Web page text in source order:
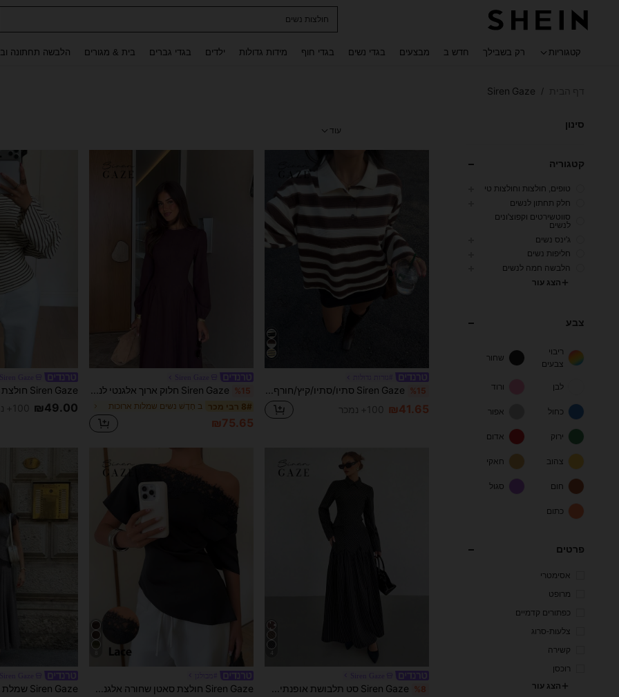
נעלי גלגלים לילדות
קטגוריות רק בשבילך חדש ב מבצעים בגדי נשים בגדי חוף מידות גדולות ילדים בגדי גברים בית & מגורים הלבשה תחתונה
/
Siren Gaze
סינון
קטגוריה
טופים, חולצות וחולצות טי
חלק תחתון לנשים
סווטשירטים וקפוצ'ונים
לנשים
ג'ינס נשים
חליפות נשים
הלבשה חמה לנשים
הצג עור
צבע
ריבוי
צבעים
שחור
לבן ורוד
כחול אפור
ירוק אדום
צהוב חאקי
חום סגול
כתום
פרטים
אסימטרי
מרופט
כפתורים קדמיים
צלעות-סרוג
קשירה
רוכסן
הצג עור
עוד
%15
₪41.65 100+ נמכר
%15
8# רבי מכר ב חָדָשׁ נשים שמלות ארוכות
₪75.65
₪49.00 100+ נמכר
4
%8